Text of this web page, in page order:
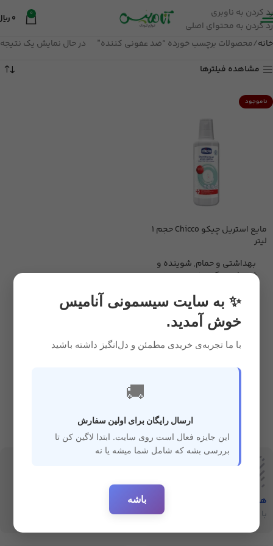
رد کردن به ناوبری
رد کردن به محتوای اصلی
0
0
خانه محصولات برچسب خورده “ضد عفونی کننده”
در حال نمایش یک نتیجه
مشاهده فیلترها
ناموجود
مایع استریل چیکو Chicco حجم 1
لیتر
بهداشتی و حمام, شوینده و
ضدعفونی کننده,سیسمونی
هفت‌روز‌ضمانت‌بازگشت
با خیال راحت خرید کنید
ارسال سریع
✨ به سایت سیسمونی آنامیس
خوش آمدید.
با ما تجربه‌ی خریدی مطمئن و دل‌انگیز داشته باشید
🚚
ارسال رایگان برای اولین سفارش
این جایزه فعال است روی سایت. ابتدا لاگین کن تا
بررسی بشه که شامل شما میشه یا نه
باشه